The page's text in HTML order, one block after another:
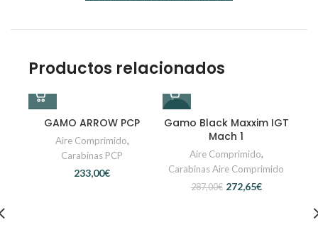
Productos relacionados
GAMO ARROW PCP
Aire Comprimido,
Carabinas PCP
€
Gamo Black Maxxim IGT
Mach 1
Aire Comprimido,
Carabinas Aire Comprimido
287,00€ 272,65€